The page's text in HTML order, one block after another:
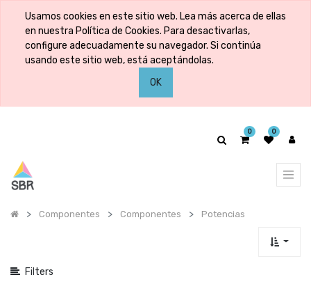
Usamos cookies en este sitio web. Lea más acerca de ellas
en nuestra Política de Cookies. Para desactivarlas,
configure adecuadamente su navegador. Si continúa
usando este sitio web, está aceptándolas.
OK
0 0
Componentes Componentes Potencias
Filters
Mostrar
categorías